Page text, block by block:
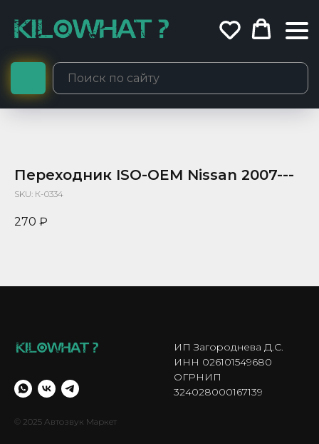
Переходник ISO-OEM Nissan 2007---
SKU: К-0334
270 ₽
© 2025 Автозвук Маркет
ИП Загороднева Д.С.
ИНН 026101549680
ОГРНИП
324028000167139